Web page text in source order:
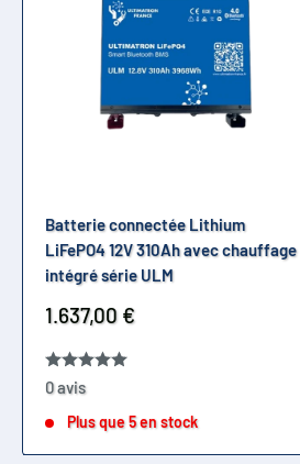
Batterie connectée Lithium
LiFePO4 12V 310Ah avec chauffage
intégré série ULM
Prix
réduit
1.637,00 €
0 avis
Plus que 5 en stock